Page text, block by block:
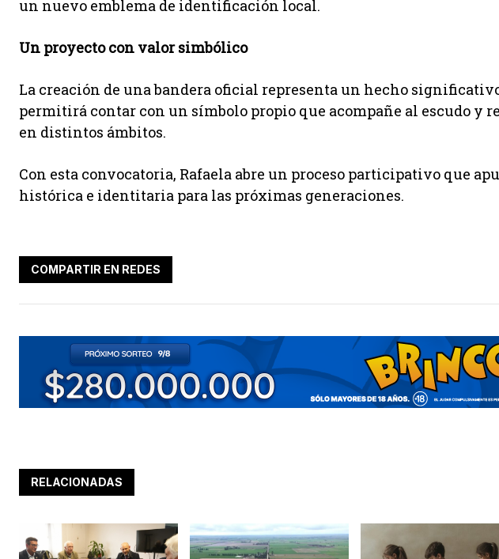
un nuevo emblema de identificación local.
Un proyecto con valor simbólico
La creación de una bandera oficial representa un hecho
permitirá contar con un símbolo propio que acompañe al escudo y
en distintos ámbitos.
Con esta convocatoria, Rafaela abre un proceso participativo que
histórica e identitaria para las próximas generaciones.
COMPARTIR EN REDES
RELACIONADAS